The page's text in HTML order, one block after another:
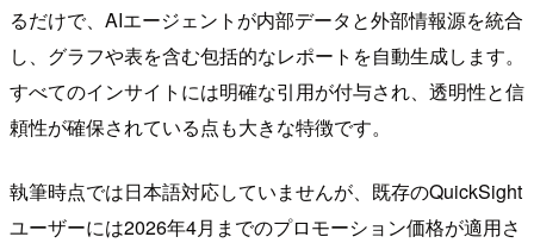
るだけで、AIエージェントが内部データと外部情報源を統合
し、グラフや表を含む包括的なレポートを自動生成します。
すべてのインサイトには明確な引用が付与され、透明性と信
頼性が確保されている点も大きな特徴です。
執筆時点では日本語対応していませんが、既存のQuickSight
ユーザーには2026年4月までのプロモーション価格が適用さ